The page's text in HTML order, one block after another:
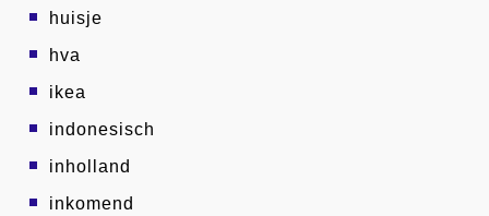
huisje
hva
ikea
indonesisch
inholland
inkomend